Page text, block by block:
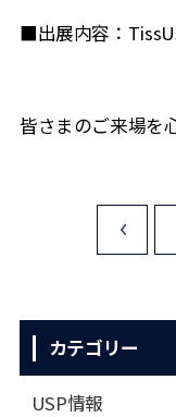
■出展内容：
皆さまのご来場を
カテゴリー
USP情報